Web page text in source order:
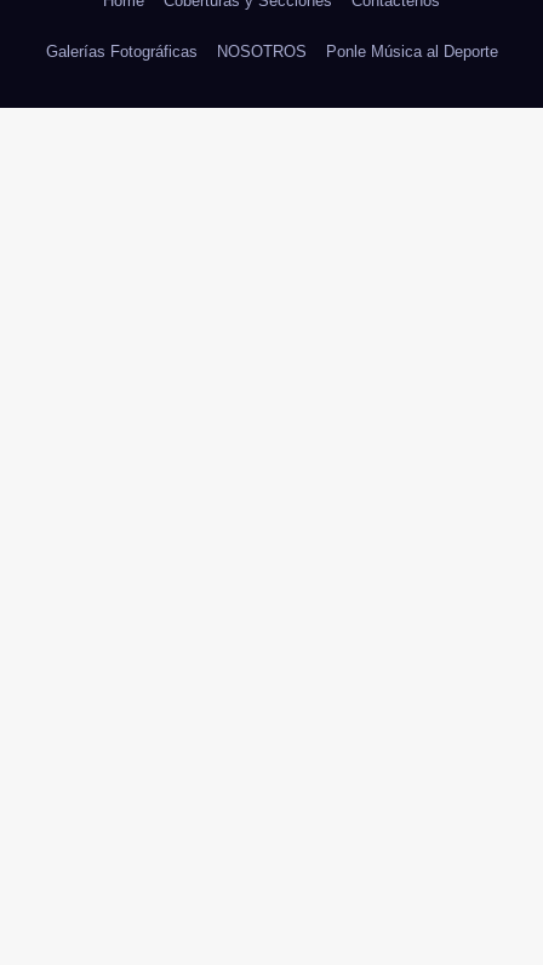
Galerías Fotográficas NOSOTROS Ponle Música al Deporte